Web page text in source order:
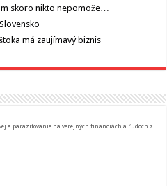
skoro nikto nepomože…
má zaujímavý biznis
a parazitovanie na verejných financiách a ľudoch z